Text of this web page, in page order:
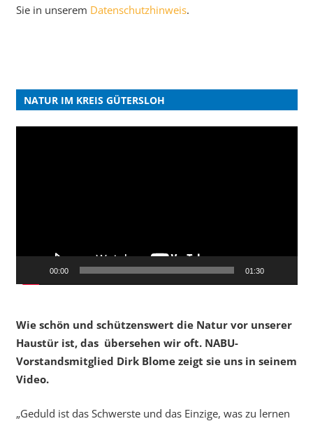
Sie in unserem Datenschutzhinweis.
NATUR IM KREIS GÜTERSLOH
00:00 01:30
Wie schön und schützenswert die Natur vor unserer
Haustür ist, das übersehen wir oft. NABU-
Vorstandsmitglied Dirk Blome zeigt sie uns in seinem
Video.
„Geduld ist das Schwerste und das Einzige, was zu lernen